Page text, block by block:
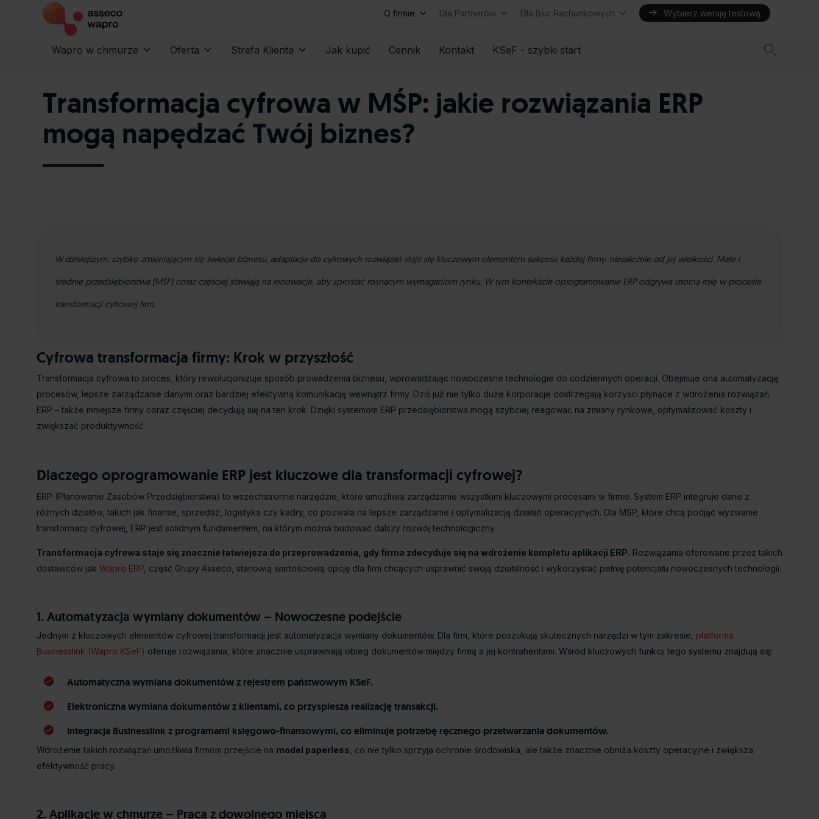
O firmie Dla Partnerów Dla Biur Rachunkowych Wybierz wersję testową
to
Wapro w chmurze Oferta Strefa Klienta Jak kupić Cennik Kontakt KSeF - szybki start 
Transformacja cyfrowa w MŚP: jakie rozwiązania ERP
mogą napędzać Twój biznes?
W dzisiejszym, szybko zmieniającym się świecie biznesu, adaptacja do cyfrowych rozwiązań staje się kluczowym elementem sukcesu każdej firmy, niezależnie od jej wielkości. Małe i
średnie przedsiębiorstwa (MŚP) coraz częściej stawiają na innowacje, aby sprostać rosnącym wymaganiom rynku. W tym kontekście oprogramowanie ERP odgrywa istotną rolę w procesie
transformacji cyfrowej firm.
Cyfrowa transformacja firmy: Krok w przyszłość
Transformacja cyfrowa to proces, który rewolucjonizuje sposób prowadzenia biznesu, wprowadzając nowoczesne technologie do codziennych operacji. Obejmuje ona automatyzację
procesów, lepsze zarządzanie danymi oraz bardziej efektywną komunikację wewnątrz firmy. Dziś już nie tylko duże korporacje dostrzegają korzyści płynące z wdrożenia rozwiązań
ERP – także mniejsze firmy coraz częściej decydują się na ten krok. Dzięki systemom ERP przedsiębiorstwa mogą szybciej reagować na zmiany rynkowe, optymalizować koszty i
zwiększać produktywność.
Dlaczego oprogramowanie ERP jest kluczowe dla transformacji cyfrowej?
ERP (Planowanie Zasobów Przedsiębiorstwa) to wszechstronne narzędzie, które umożliwia zarządzanie wszystkimi kluczowymi procesami w firmie. System ERP integruje dane z
różnych działów, takich jak finanse, sprzedaż, logistyka czy kadry, co pozwala na lepsze zarządzanie i optymalizację działań operacyjnych. Dla MŚP, które chcą podjąć wyzwanie
transformacji cyfrowej, ERP jest solidnym fundamentem, na którym można budować dalszy rozwój technologiczny.
Transformacja cyfrowa staje się znacznie łatwiejsza do przeprowadzenia, gdy firma zdecyduje się na wdrożenie kompletu aplikacji ERP. Rozwiązania oferowane przez takich
dostawców jak Wapro ERP , część Grupy Asseco, stanowią wartościową opcję dla firm chcących usprawnić swoją działalność i wykorzystać pełnię potencjału nowoczesnych technologii.
1. Automatyzacja wymiany dokumentów – Nowoczesne podejście
Jednym z kluczowych elementów cyfrowej transformacji jest automatyzacja wymiany dokumentów. Dla firm, które poszukują skutecznych narzędzi w tym zakresie, platforma
Businesslink (Wapro KSeF) oferuje rozwiązania, które znacznie usprawniają obieg dokumentów między firmą a jej kontrahentami. Wśród kluczowych funkcji tego systemu znajdują się:
Automatyczna wymiana dokumentów z rejestrem państwowym KSeF.
Elektroniczna wymiana dokumentów z klientami, co przyspiesza realizację transakcji.
Integracja Businesslink z programami księgowo-finansowymi, co eliminuje potrzebę ręcznego przetwarzania dokumentów.
Wdrożenie takich rozwiązań umożliwia firmom przejście na model paperless , co nie tylko sprzyja ochronie środowiska, ale także znacznie obniża koszty operacyjne i zwiększa
efektywność pracy.
2. Aplikacje w chmurze – Praca z dowolnego miejsca